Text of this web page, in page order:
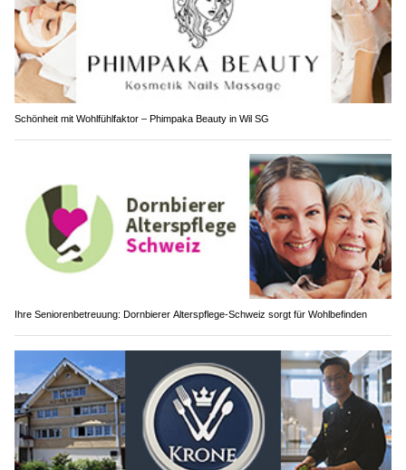
Schönheit mit Wohlfühlfaktor – Phimpaka Beauty in Wil SG
Ihre Seniorenbetreuung: Dornbierer Alterspflege-Schweiz sorgt für Wohlbefinden